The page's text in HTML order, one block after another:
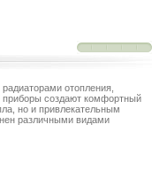
отопления,
создают комфортный
но и привлекательным
различными видами